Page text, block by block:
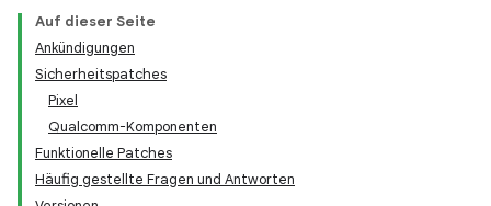
Auf dieser Seite
Ankündigungen
Sicherheitspatches
Pixel
Qualcomm-Komponenten
Funktionelle Patches
Häufig gestellte Fragen und Antworten